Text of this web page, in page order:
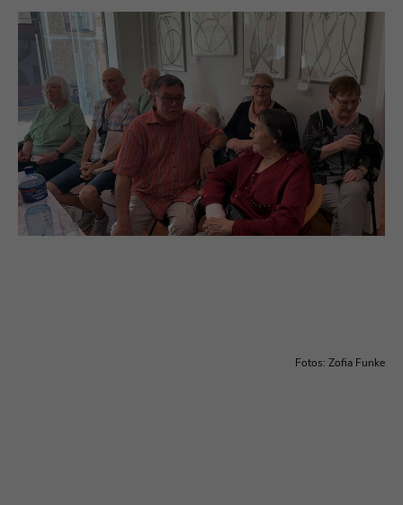
Fotos: Zofia Funke